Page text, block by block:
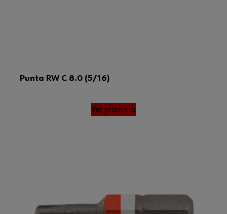
Punta RW C 8.0 (5/16)
Ver producto